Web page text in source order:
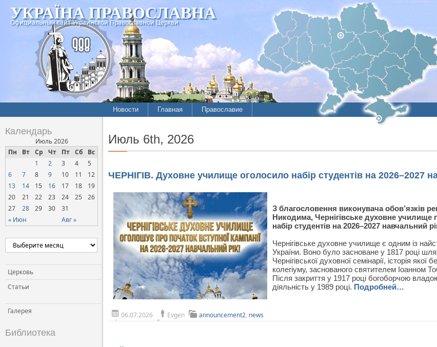
УКРАЇНА ПРАВОСЛАВНА
Официальный сайт Украинской Православной Церкви
Новости
Межконфессиональные
верующих
Расколы, ереси, секты
СОЦИАЛЬНОЕ
СЛУЖЕНИЕ
Церковь и власть
Церковь и общество
Церковь и СМИ
Главная Православие
Митрополиты
Календарь
Июль 2026
Пн
Вт Ср Чт Пт Сб Вс
« Июн Авг »
1 2 3 4
5
6
7 8 9 10 11
12
13
14 15 16 17 18
19
20
21 22 23 24 25
26
27
28 29 30 31
Церковь
Статьи
Галерея
Библиотека
Июль 6th, 2026
ЧЕРНІГІВ. Духовне училище оголосило набір студентів на 2026–2027
З благословення виконувача обов’язків
Никодима, Чернігівське духовне училище
набір студентів на 2026–2027 навчальний
Чернігівське духовне училище є одним із
України. Воно було засноване у 1817 році
Чернігівської духовної семінарії, історія якої
колегіуму, заснованого святителем Іоанном
Після закриття у 1917 році богоборчою
діяльність у 1989 році. Подробней…
06.07.2026 Evgen announcement2, news